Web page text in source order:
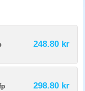
248.80 kr
298.80 kr